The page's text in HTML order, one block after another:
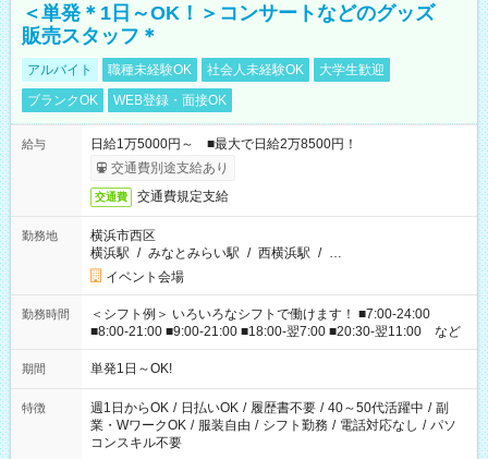
＜単発＊1日～OK！＞コンサートなどのグッズ
販売スタッフ＊
アルバイト 職種未経験OK 社会人未経験OK
大学生歓迎
ブランクOK
WEB登録・面接OK
給与
日給1万5000円～ ■最大で日給2万8500円！
交通費別途支給あり
交通費 交通費規定支給
勤務地
横浜市西区
横浜駅 / みなとみらい駅 / 西横浜駅 / …
イベント会場
勤務時間
＜シフト例＞ いろいろなシフトで働けます！ ■7:00-24:00
■8:00-21:00 ■9:00-21:00 ■18:00-翌7:00 ■20:30-翌11:00 など
期間 単発1日～OK!
特徴 週1日からOK / 日払いOK / 履歴書不要 / 40～50代活躍中 / 副
業・WワークOK / 服装自由 / シフト勤務 / 電話対応なし / パソ
コンスキル不要